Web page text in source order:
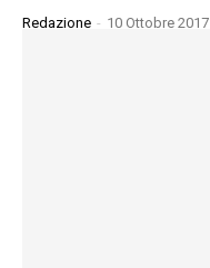
Redazione - 10 Ottobre 2017